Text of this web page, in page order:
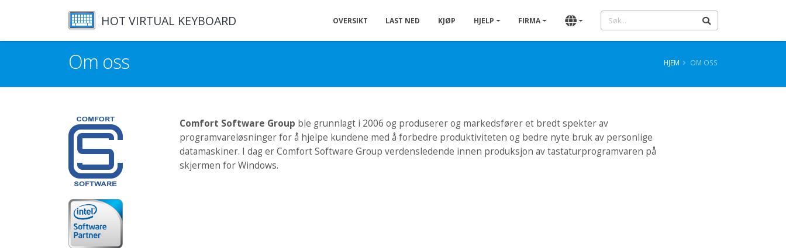
HOT VIRTUAL KEYBOARD OVERSIKT LAST NED KJØP HJELP FIRMA
Om oss HJEM OM OSS
Comfort Software Group ble grunnlagt i 2006 og produserer og markedsfører et bredt spekter av
programvareløsninger for å hjelpe kundene med å forbedre produktiviteten og bedre nyte bruk av personlige
datamaskiner. I dag er Comfort Software Group verdensledende innen produksjon av tastaturprogramvaren på
skjermen for Windows.